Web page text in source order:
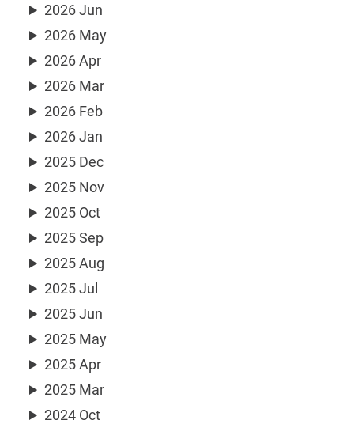
2026 Jun
2026 May
2026 Apr
2026 Mar
2026 Feb
2026 Jan
2025 Dec
2025 Nov
2025 Oct
2025 Sep
2025 Aug
2025 Jul
2025 Jun
2025 May
2025 Apr
2025 Mar
2024 Oct